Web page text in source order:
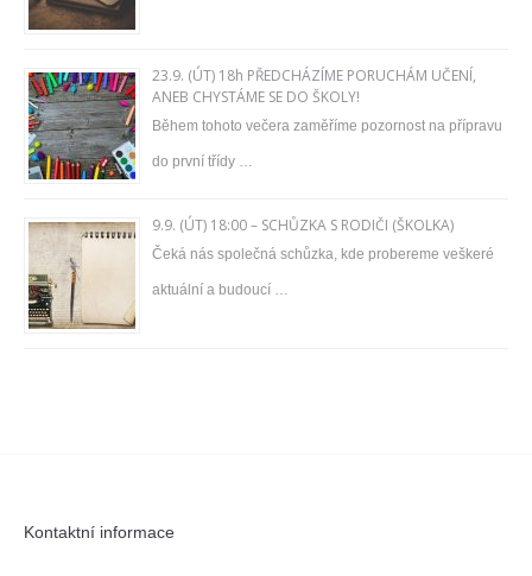
23.9. (ÚT) 18h PŘEDCHÁZÍME PORUCHÁM UČENÍ,
ANEB CHYSTÁME SE DO ŠKOLY!
Během tohoto večera zaměříme pozornost na přípravu
do první třídy …
9.9. (ÚT) 18:00 – SCHŮZKA S RODIČI (ŠKOLKA)
Čeká nás společná schůzka, kde probereme veškeré
aktuální a budoucí …
Kontaktní informace